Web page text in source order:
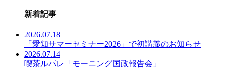
新着記事
2026.07.18
「愛知サマーセミナー2026」で初講義のお知らせ
2026.07.14
喫茶ルパレ「モーニング国政報告会」